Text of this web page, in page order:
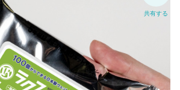
共有する